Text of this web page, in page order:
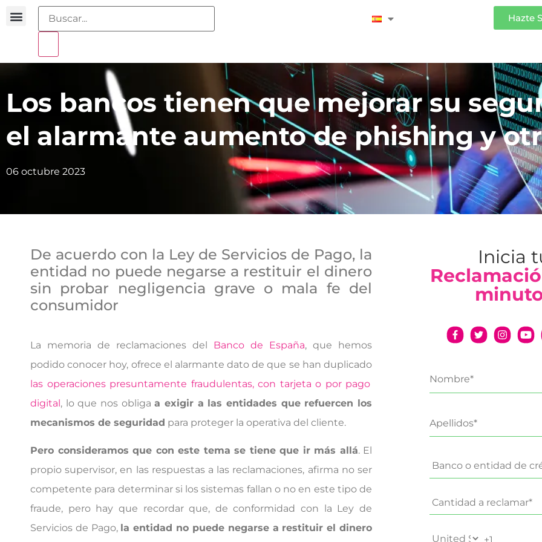
Hazte
Los bancos tienen que mejorar su
el alarmante aumento de phishing y
06 octubre 2023
De acuerdo con la Ley de Servicios de Pago, la
entidad no puede negarse a restituir el dinero
sin probar negligencia grave o mala fe del
consumidor
La memoria de reclamaciones del Banco de España, que hemos
podido conocer hoy, ofrece el alarmante dato de que se han duplicado
las operaciones presuntamente fraudulentas, con tarjeta o por pago
digital, lo que nos obligaa exigir a las entidades que refuercen los
mecanismos de seguridad para proteger la operativa del cliente.
Pero consideramos que con este tema se tiene que ir más allá. El
propio supervisor, en las respuestas a las reclamaciones, afirma no ser
competente para determinar si los sistemas fallan o no en este tipo de
fraude, pero hay que recordar que, de conformidad con la Ley de
Servicios de Pago, la entidad no puede negarse a restituir el dinero
Inicia